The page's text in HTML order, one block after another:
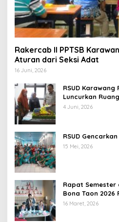
Rakercab II PPTSB
Aturan dari Seksi Adat
16 Juni, 2026
RSUD Karawang
Luncurkan
Tingkatkan
4 Juni, 2026
RSUD
15 Mei, 2026
Rapat Semester
Bona Taon 2026
Digelar
16 Maret, 2026